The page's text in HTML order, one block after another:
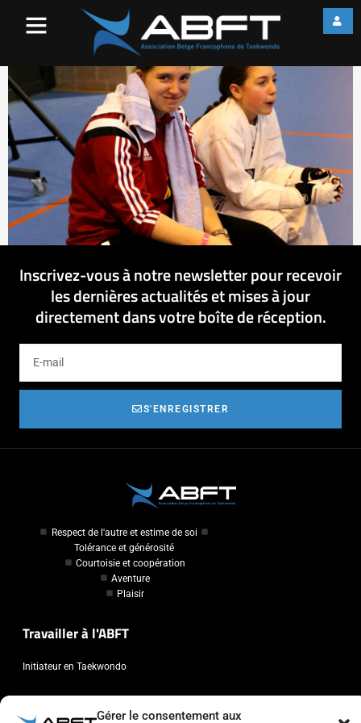
Gérer le consentement aux
Inscrivez-vous à notre newsletter pour recevoir
les dernières actualités et mises à jour
directement dans votre boîte de réception.
S'ENREGISTRER
Respect de l'autre et estime de soi
Tolérance et générosité
Courtoisie et coopération
Aventure
Plaisir
Travailler à l'ABFT
Initiateur en Taekwondo